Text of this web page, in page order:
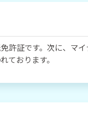
証です。次に、マイ
ております。